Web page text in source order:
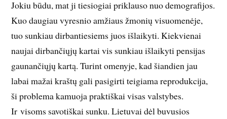
Jokiu būdu, mat ji tiesiogiai priklauso nuo demografijos.
Kuo daugiau vyresnio amžiaus žmonių visuomenėje,
tuo sunkiau dirbantiesiems juos išlaikyti. Kiekvienai
naujai dirbančiųjų kartai vis sunkiau išlaikyti pensijas
gaunančiųjų kartą. Turint omenyje, kad šiandien jau
labai mažai kraštų gali pasigirti teigiama reprodukcija,
ši problema kamuoja praktiškai visas valstybes.
Ir visoms savotiškai sunku. Lietuvai dėl buvusios